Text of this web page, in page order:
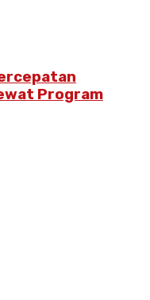
Program